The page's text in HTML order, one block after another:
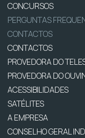
CONCURSOS
PERGUNTAS
CONTACTOS
CONTACTOS
PROVEDORA DO
PROVEDORA DO
ACESSIBILIDADES
SATÉLITES
A EMPRESA
CONSELHO GERAL